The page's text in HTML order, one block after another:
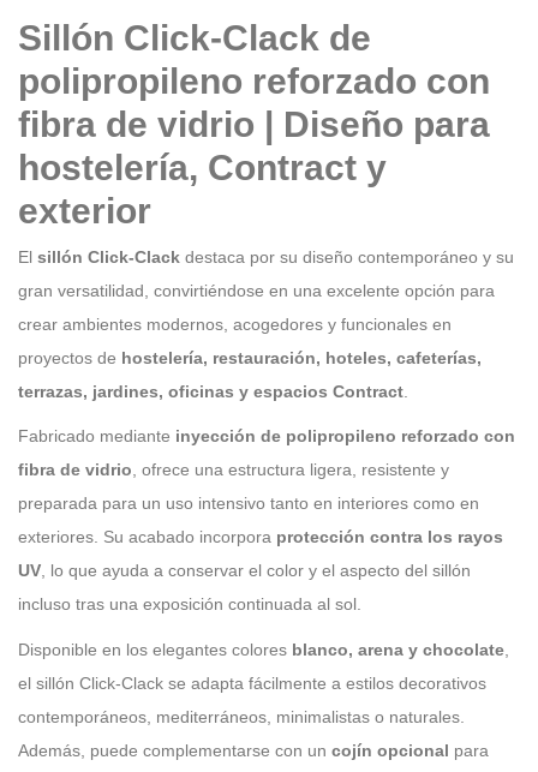
Sillón Click-Clack de
polipropileno reforzado con
fibra de vidrio | Diseño para
hostelería, Contract y
exterior
El sillón Click-Clack destaca por su diseño contemporáneo y su
gran versatilidad, convirtiéndose en una excelente opción para
crear ambientes modernos, acogedores y funcionales en
proyectos de hostelería, restauración, hoteles, cafeterías,
terrazas, jardines, oficinas y espacios Contract
Fabricado mediante inyección de polipropileno reforzado con
fibra de vidrio, ofrece una estructura ligera, resistente y
preparada para un uso intensivo tanto en interiores como en
exteriores. Su acabado incorpora protección contra los rayos
UV, lo que ayuda a conservar el color y el aspecto del sillón
incluso tras una exposición continuada al sol.
Disponible en los elegantes colores blanco, arena y chocolate
el sillón Click-Clack se adapta fácilmente a estilos decorativos
contemporáneos, mediterráneos, minimalistas o naturales.
Además, puede complementarse con un cojín opcional para